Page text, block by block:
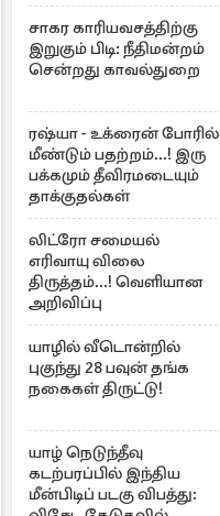
சாகர காரியவசத்திற்கு
இறுகும் பிடி: நீதிமன்றம்
சென்றது காவல்துறை
ரஷ்யா - உக்ரைன் போரில்
மீண்டும் பதற்றம்...! இரு
பக்கமும் தீவிரமடையும்
தாக்குதல்கள்
லிட்ரோ சமையல்
எரிவாயு விலை
திருத்தம்...! வெளியான
அறிவிப்பு
யாழில் வீடொன்றில்
புகுந்து 28 பவுன் தங்க
நகைகள் திருட்டு!
யாழ் நெடுந்தீவு
கடற்பரப்பில் இந்திய
மீன்பிடிப் படகு விபத்து: